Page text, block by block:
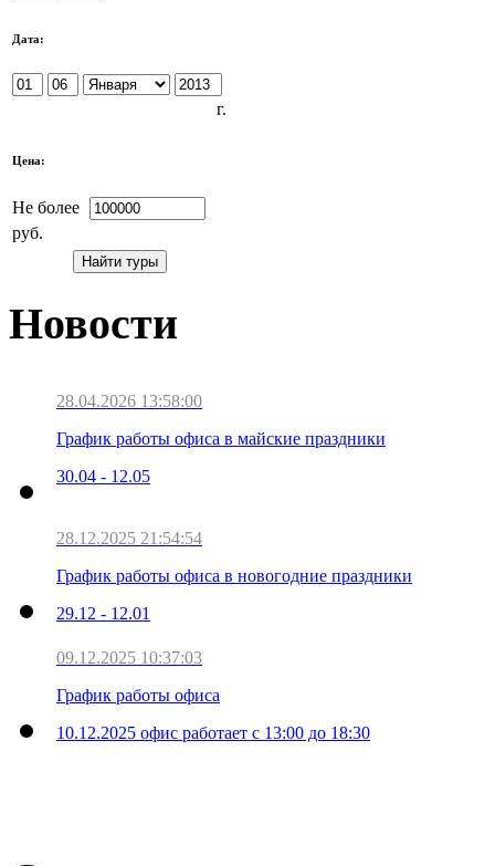
Дата:
г.
Цена:
Не более
руб.
Новости
28.04.2026 13:58:00
График работы офиса в майские праздники
30.04 - 12.05
28.12.2025 21:54:54
График работы офиса в новогодние праздники
29.12 - 12.01
09.12.2025 10:37:03
График работы офиса
10.12.2025 офис работает с 13:00 до 18:30